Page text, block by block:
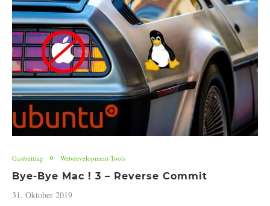
Gastbeitrag Webdevelopment-Tools
Bye-Bye Mac ! 3 – Reverse Commit
31. Oktober 2019